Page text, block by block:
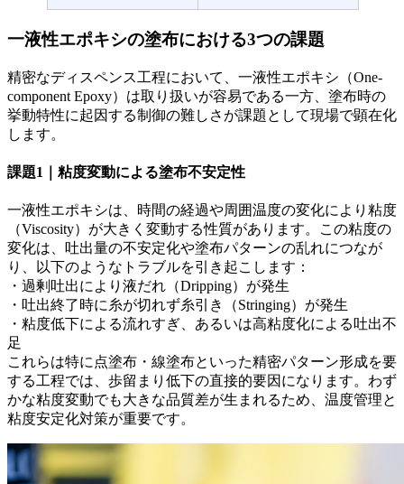
一液性エポキシの塗布における3つの課題
精密なディスペンス工程において、一液性エポキシ（One-
component Epoxy）は取り扱いが容易である一方、塗布時の
挙動特性に起因する制御の難しさが課題として現場で顕在化
します。
課題1｜粘度変動による塗布不安定性
一液性エポキシは、時間の経過や周囲温度の変化により粘度
（Viscosity）が大きく変動する性質があります。この粘度の
変化は、吐出量の不安定化や塗布パターンの乱れにつなが
り、以下のようなトラブルを引き起こします：
・過剰吐出により液だれ（Dripping）が発生
・吐出終了時に糸が切れず糸引き（Stringing）が発生
・粘度低下による流れすぎ、あるいは高粘度化による吐出不
足
これらは特に点塗布・線塗布といった精密パターン形成を要
する工程では、歩留まり低下の直接的要因になります。わず
かな粘度変動でも大きな品質差が生まれるため、温度管理と
粘度安定化対策が重要です。